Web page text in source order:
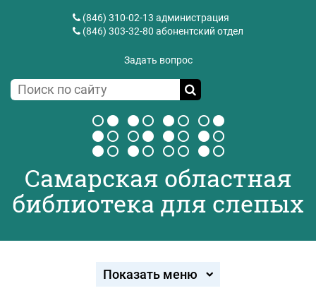
(846) 310-02-13 администрация
(846) 303-32-80 абонентский отдел
Задать вопрос
Самарская областная
библиотека для слепых
Показать меню